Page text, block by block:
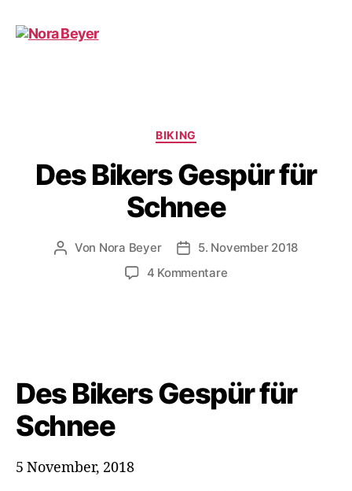
Kategorien
BIKING
Des Bikers Gespür für
Schnee
Beitragsautor
Von Nora Beyer Beitragsdatum
5. November 2018
4 Kommentarezu
Des Bikers Gespür für
Schnee
5 November, 2018